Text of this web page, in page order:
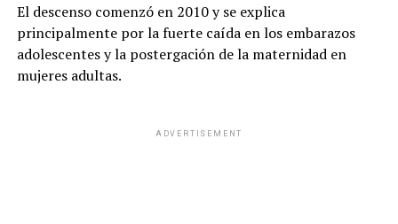
El descenso comenzó en 2010 y se explica
principalmente por la fuerte caída en los embarazos
adolescentes y la postergación de la maternidad en
mujeres adultas.
ADVERTISEMENT